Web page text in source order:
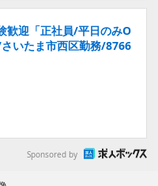
歓迎「正社員/平日のみO
いたま市西区勤務/8766
Sponsored by